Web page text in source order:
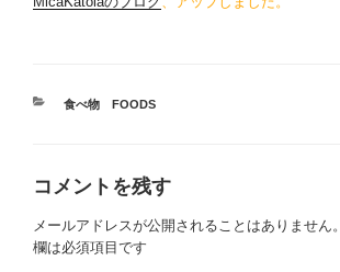
カ
ー
食べ物 FOODS
コメントを残す
メールアドレスが公開されることはありません。
欄は必須項目です